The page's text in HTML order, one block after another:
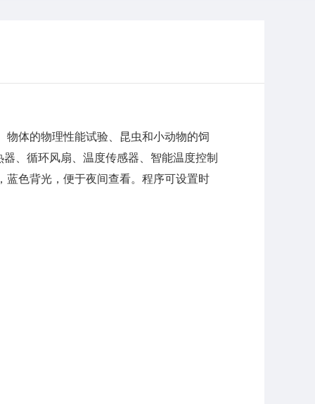
体的物理性能试验、昆虫和小动物的饲
、循环风扇、温度传感器、智能温度控制
色背光，便于夜间查看。程序可设置时